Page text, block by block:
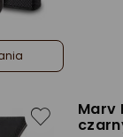
Marv